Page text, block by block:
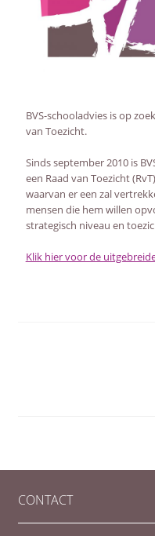
BVS-schooladvies is op
van Toezicht.
Sinds september 2010 is
een Raad van Toezicht
waarvan er een zal
mensen die hem willen
strategisch niveau en
Klik hier voor de
CONTACT